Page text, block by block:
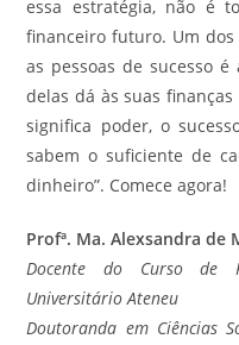
essa estratégia, não é
financeiro futuro. Um
as pessoas de sucesso
delas dá às suas
significa poder, o
sabem o suficiente de
dinheiro”. Comece agora!
Profª. Ma. Alexsandra de
Docente do Curso de
Universitário Ateneu
Doutoranda em Ciências